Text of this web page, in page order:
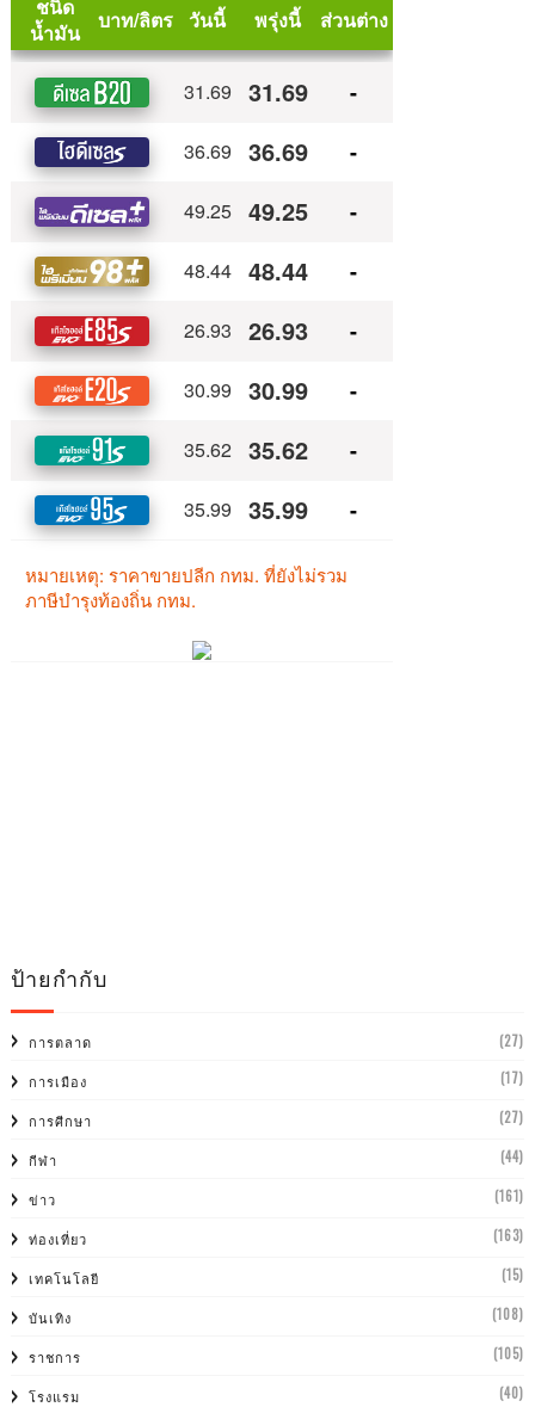
ป้ายกำกับ
การตลาด (27)
การเมือง (17)
การศีกษา (27)
กีฬา (44)
ข่าว (161)
ท่องเที่ยว (163)
เทคโนโลยี (15)
บันเทิง (108)
ราชการ (105)
โรงแรม (40)